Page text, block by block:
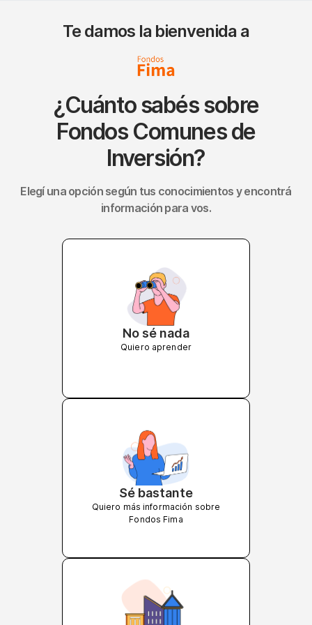
Te damos la bienvenida a
¿Cuánto sabés sobre
Fondos Comunes de
Inversión?
Elegí una opción según tus conocimientos y encontrá
información para vos.
No sé nada
Quiero aprender
Sé bastante
Quiero más información sobre
Fondos Fima